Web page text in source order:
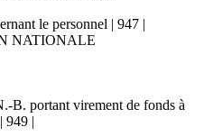
le personnel | 947 |
NATIONALE
B. portant virement de fonds à
949 |